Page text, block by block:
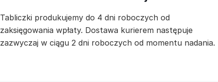
Tabliczki produkujemy do 4 dni roboczych od
zaksięgowania wpłaty. Dostawa kurierem następuje
zazwyczaj w ciągu 2 dni roboczych od momentu nadania.